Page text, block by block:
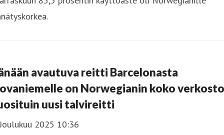
avautuva reitti Barcelonasta
on Norwegianin koko
uusi talvireitti
2025 10:36